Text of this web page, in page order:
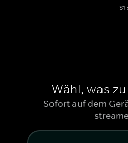
Wähl, was
Sofort auf dem